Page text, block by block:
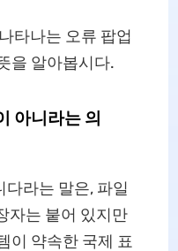
타나는 오류 팝업
을 알아봅시다.
아니라는 의
다라는 말은, 파일
자는 붙어 있지만
이 약속한 국제 표